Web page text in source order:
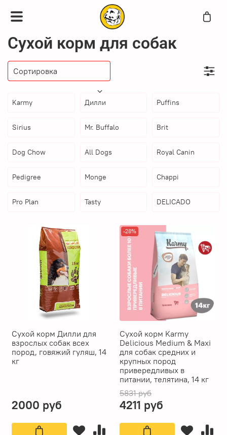
Сухой корм для собак
Karmy Дилли Puffins
Sirius Mr. Buffalo Brit
Dog Chow All Dogs Royal Canin
Pedigree Monge Chappi
Pro Plan Tasty DELICADO
Сухой корм Дилли для
взрослых собак всех
пород, говяжий гуляш, 14
кг
2000 руб
-28%
Сухой корм Karmy
Delicious Medium & Maxi
для собак средних и
крупных пород
привередливых в
питании, телятина, 14 кг
5831 руб
4211 руб